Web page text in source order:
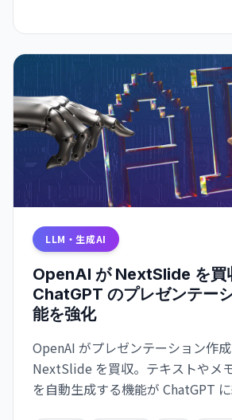
LLM・生成AI
OpenAI が NextSlide を買
ChatGPT のプレゼンテー
能を強化
OpenAI がプレゼンテーション作
NextSlide を買収。テキストやメ
を自動生成する機能が ChatGPT に